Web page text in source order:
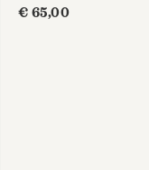
€ 65,00